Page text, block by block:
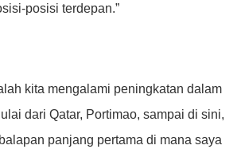
posisi terdepan.”
kita mengalami peningkatan dalam
dari Qatar, Portimao, sampai di sini,
panjang pertama di mana saya